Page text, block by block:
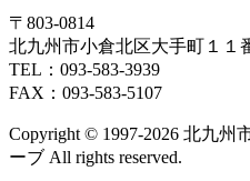
ト)
日
ベ
ン
ト)
日 日
ン
ト)
ン
ト)
〒803‐0814
北九州市小倉北区大手町１１
TEL：093‐583‐3939
FAX：093‐583‐5107
Copyright © 1997‐2026 北九
ーブ All rights reserved.